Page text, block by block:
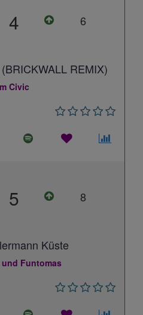
4 6
REMIX)
Civic
5 8
Küste
Funtomas